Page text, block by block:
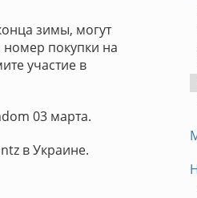
зимы, могут
номер покупки на
участие в
03 марта.
в Украине.